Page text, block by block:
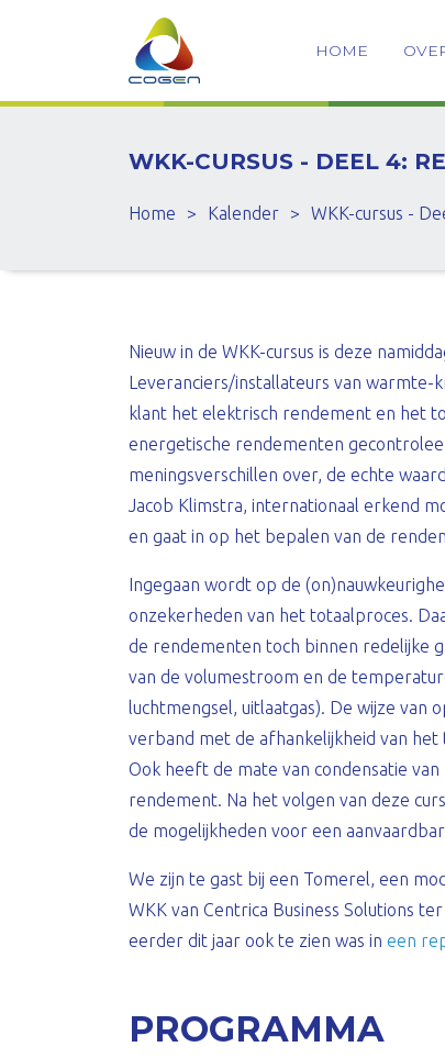
HOME
WKK-CURSUS - DEEL 4:
Home > Kalender > WKK-cursus -
Nieuw in de WKK-cursus is deze
Leveranciers/installateurs van warmte-
klant het elektrisch rendement en het
energetische rendementen
meningsverschillen over, de echte
Jacob Klimstra, internationaal erkend
en gaat in op het bepalen van de
Ingegaan wordt op de
onzekerheden van het totaalproces.
de rendementen toch binnen redelijke
van de volumestroom en de
luchtmengsel, uitlaatgas). De wijze van
verband met de afhankelijkheid van
Ook heeft de mate van condensatie
rendement. Na het volgen van deze
de mogelijkheden voor een
We zijn te gast bij een Tomerel, een
WKK van Centrica Business Solutions
eerder dit jaar ook te zien was in een
PROGRAMMA